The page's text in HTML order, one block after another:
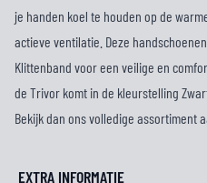
je handen koel te houden op de
actieve ventilatie. Deze
Klittenband voor een veilige en
de Trivor komt in de kleurstelling
Bekijk dan ons volledige assortiment
EXTRA INFORMATIE